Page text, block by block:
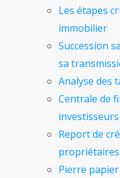
Les étapes
immobilier
Succession
sa
Analyse des
Centrale de
Report de
Pierre